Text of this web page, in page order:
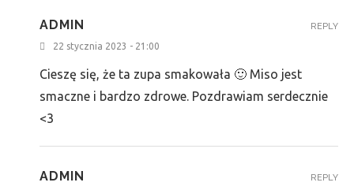
ADMIN
22 stycznia 2023 - 21:00
Cieszę się, że ta zupa smakowała 🙂 Miso jest
smaczne i bardzo zdrowe. Pozdrawiam serdecznie
<3
REPLY
ADMIN REPLY